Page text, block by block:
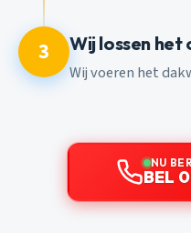
3 Wij lossen het
Wij voeren het
NU
BEL